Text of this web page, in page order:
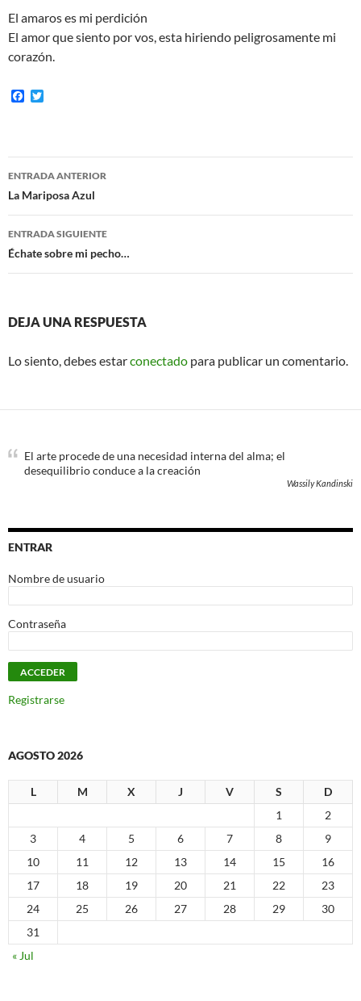
El amaros es mi perdición
El amor que siento por vos, esta hiriendo peligrosamente mi
corazón.
F
o
o
e
r
Navegación
de
entradas
ENTRADA ANTERIOR
La Mariposa Azul
ENTRADA SIGUIENTE
Échate sobre mi pecho…
DEJA UNA RESPUESTA
Lo siento, debes estarconectado para publicar un comentario.
El arte procede de una necesidad interna del alma; el
desequilibrio conduce a la creación
Wassily Kandinski
ENTRAR
Nombre de usuario
Contraseña
Registrarse
AGOSTO 2026
L M X J V S
D
1
2
3
4 5 6 7 8
9
10
11 12 13 14 15
16
17
18 19 20 21 22
23
24
25 26 27 28 29
30
31
« Jul